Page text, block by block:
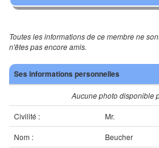
Toutes les informations de ce membre ne
n'êtes pas encore amis.
Ses informations personnelles
Aucune photo disponible
Civilité :
Mr.
Nom :
Beucher